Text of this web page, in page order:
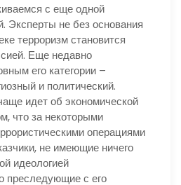
с еще одной
Эксперты не без основания
терроризм становится
Еще недавно
его категории –
и политический.
идет об экономической
что за некоторыми
операциями
не имеющие ничего
идеологией
преследующие с его